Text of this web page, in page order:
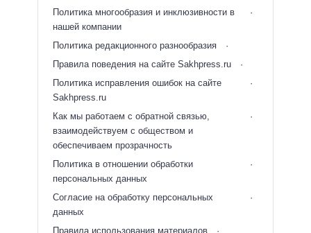
Политика многообразия и инклюзивности в
нашей компании
Политика редакционного разнообразия
Правила поведения на сайте Sakhpress.ru
Политика исправления ошибок на сайте
Sakhpress.ru
Как мы работаем с обратной связью,
взаимодействуем с обществом и
обеспечиваем прозрачность
Политика в отношении обработки
персональных данных
Согласие на обработку персональных
данных
Правила использования материалов